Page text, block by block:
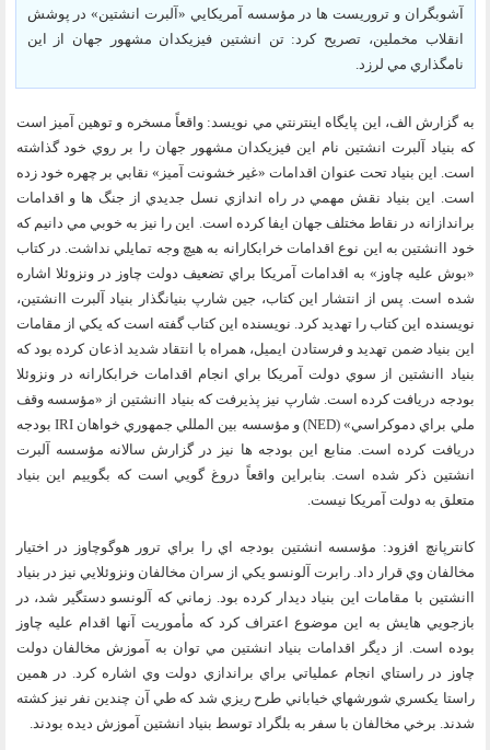
آشوبگران و تروريست ها در مؤسسه آمريكايي «آلبرت انشتين» در پوشش
انقلاب مخملين، تصريح كرد: تن انشتين فيزيكدان مشهور جهان از اين
نامگذاري مي لرزد.
به گزارش الف، اين پايگاه اينترنتي مي نويسد: واقعاً مسخره و توهين آميز است
كه بنياد آلبرت انشتين نام اين فيزيكدان مشهور جهان را بر روي خود گذاشته
است. اين بنياد تحت عنوان اقدامات «غير خشونت آميز» نقابي بر چهره خود زده
است. اين بنياد نقش مهمي در راه اندازي نسل جديدي از جنگ ها و اقدامات
براندازانه در نقاط مختلف جهان ايفا كرده است. اين را نيز به خوبي مي دانيم كه
خود اانشتين به اين نوع اقدامات خرابكارانه به هيچ وجه تمايلي نداشت. در كتاب
«بوش عليه چاوز» به اقدامات آمريكا براي تضعيف دولت چاوز در ونزوئلا اشاره
شده است. پس از انتشار اين كتاب، جين شارپ بنيانگذار بنياد آلبرت اانشتين،
نويسنده اين كتاب را تهديد كرد. نويسنده اين كتاب گفته است كه يكي از مقامات
اين بنياد ضمن تهديد و فرستادن ايميل، همراه با انتقاد شديد اذعان كرده بود كه
بنياد اانشتين از سوي دولت آمريكا براي انجام اقدامات خرابكارانه در ونزوئلا
بودجه دريافت كرده است. شارپ نيز پذيرفت كه بنياد اانشتين از «مؤسسه وقف
ملي براي دموكراسي» (NED) و مؤسسه بين المللي جمهوري خواهانIRI بودجه
دريافت كرده است. منابع اين بودجه ها نيز در گزارش سالانه مؤسسه آلبرت
انشتين ذكر شده است. بنابراين واقعاً دروغ گويي است كه بگوييم اين بنياد
متعلق به دولت آمريكا نيست.
كانترپانچ افزود: مؤسسه انشتين بودجه اي را براي ترور هوگوچاوز در اختيار
مخالفان وي قرار داد. رابرت آلونسو يكي از سران مخالفان ونزوئلايي نيز در بنياد
اانشتين با مقامات اين بنياد ديدار كرده بود. زماني كه آلونسو دستگير شد، در
بازجويي هايش به اين موضوع اعتراف كرد كه مأموريت آنها اقدام عليه چاوز
بوده است. از ديگر اقدامات بنياد انشتين مي توان به آموزش مخالفان دولت
چاوز در راستاي انجام عملياتي براي براندازي دولت وي اشاره كرد. در همين
راستا يكسري شورشهاي خياباني طرح ريزي شد كه طي آن چندين نفر نيز كشته
شدند. برخي مخالفان با سفر به بلگراد توسط بنياد انشتين آموزش ديده بودند.